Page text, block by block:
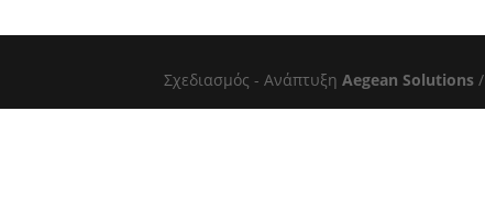
Σχεδιασμός - ΑνάπτυξηAegean Solutions /